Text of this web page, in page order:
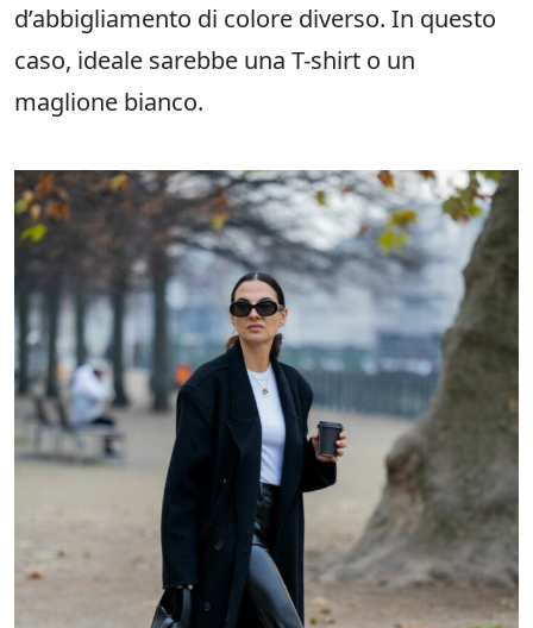
d’abbigliamento di colore diverso. In questo
caso, ideale sarebbe una T-shirt o un
maglione bianco.